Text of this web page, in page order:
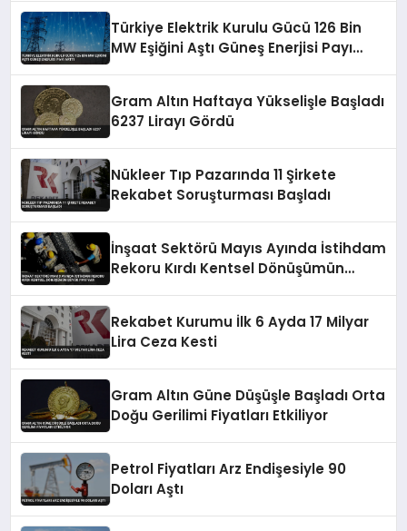
Türkiye Elektrik Kurulu Gücü 126 Bin
MW Eşiğini Aştı Güneş Enerjisi Payı
Gram Altın Haftaya Yükselişle Başladı
6237 Lirayı Gördü
Nükleer Tıp Pazarında 11 Şirkete
Rekabet Soruşturması Başladı
İnşaat Sektörü Mayıs Ayında İstihdam
Rekoru Kırdı Kentsel Dönüşümün
Rekabet Kurumu İlk 6 Ayda 17 Milyar
Lira Ceza Kesti
Gram Altın Güne Düşüşle Başladı Orta
Doğu Gerilimi Fiyatları Etkiliyor
Petrol Fiyatları Arz Endişesiyle 90
Doları Aştı